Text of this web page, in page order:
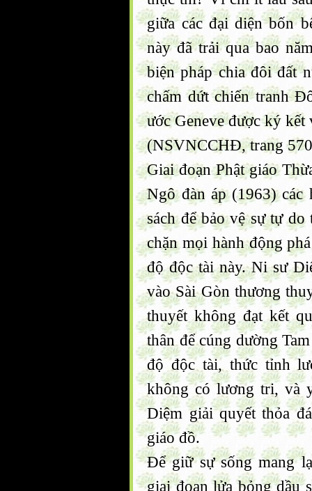
giữa các đại diện bốn
này đã trải qua bao
biện pháp chia đôi đất
chấm dứt chiến tranh
ước Geneve được ký kết
(NSVNCCHĐ, trang
Giai đoạn Phật giáo
Ngô đàn áp (1963)
sách để bảo vệ sự tự
chặn mọi hành động
độ độc tài này. Ni sư
vào Sài Gòn thương
thuyết không đạt kết
thân để cúng dường
độ độc tài, thức tỉnh
không có lương tri, và
Diệm giải quyết thỏa
giáo đồ.
Để giữ sự sống mang
giai đoạn lửa bỏng dầu